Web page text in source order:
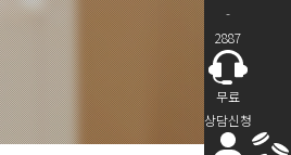
-
2887
무료
상담신청